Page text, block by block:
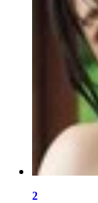
2